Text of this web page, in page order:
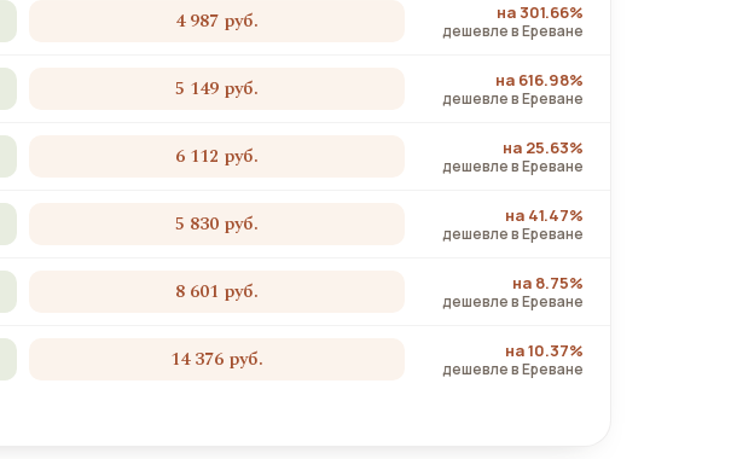
4 987 руб. на 301.66%
дешевле в Ереване
5 149 руб. на 616.98%
дешевле в Ереване
6 112 руб. на 25.63%
дешевле в Ереване
5 830 руб. на 41.47%
дешевле в Ереване
8 601 руб. на 8.75%
дешевле в Ереване
14 376 руб. на 10.37%
дешевле в Ереване